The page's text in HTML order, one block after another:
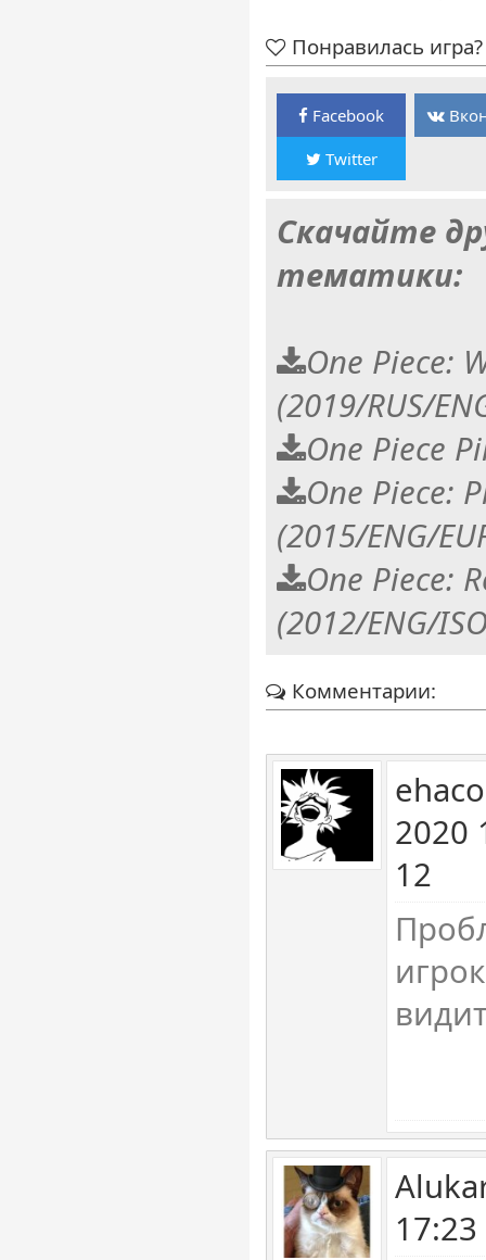
Понравилась
Facebook
Twitter
Скачайте
тематики:
One Piece:
(2019/RUS/
One Piece
One Piece:
(2015/ENG/
One Piece:
(2012/ENG/
Комментарии:
2020
12